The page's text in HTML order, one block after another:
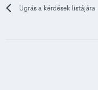
Ugrás a kérdések listájára